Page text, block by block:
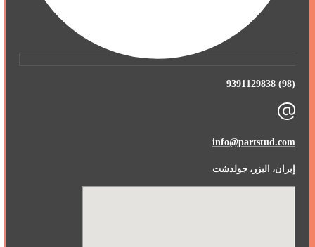
(98) 9391129838
info@partstud.com
إيران، البزر، جولدشت